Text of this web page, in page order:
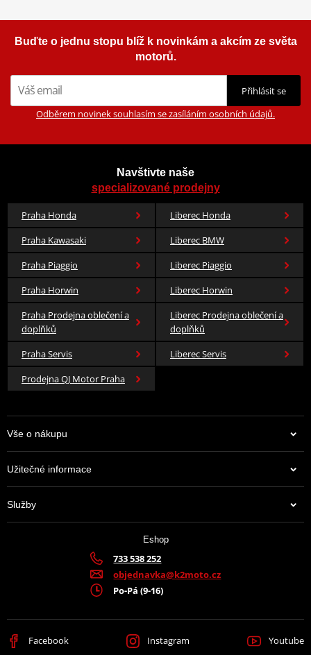
Buďte o jednu stopu blíž k novinkám a akcím ze světa
motorů.
Přihlásit se
Odběrem novinek souhlasím se zasíláním osobních údajů.
Navštivte naše
specializované prodejny
Praha Honda
Liberec Honda
Praha Kawasaki
Liberec BMW
Praha Piaggio
Liberec Piaggio
Praha Horwin
Liberec Horwin
Praha Prodejna oblečení a
doplňků
Liberec Prodejna oblečení a
doplňků
Praha Servis
Liberec Servis
Prodejna QJ Motor Praha
Vše o nákupu
Užitečné informace
Služby
Eshop
733 538 252
objednavka@k2moto.cz
Po-Pá (9-16)
Facebook Instagram Youtube